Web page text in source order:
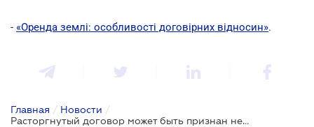
- «Оренда землі: особливості договірних відносин».
Главная / Новости /
Расторгнутый договор может быть признан недействительным